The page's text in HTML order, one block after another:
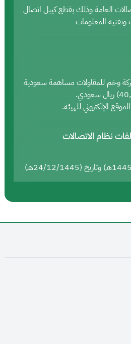
العامة وذلك بقطع كيبل اتصال
وتقنية المعلومات
وخم للمقاولات مساهمة سعودية
الإلكتروني للهيئة.
نظام الاتصالات
opens
opens
opens in